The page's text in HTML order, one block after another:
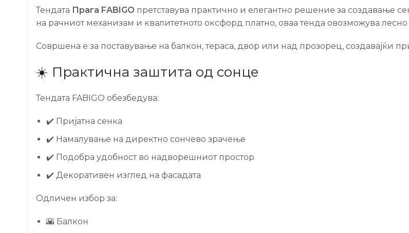
Тендата Прага FABIGO претставува практично и елегантно решение за создавање
на рачниот механизам и квалитетното оксфорд платно, оваа тенда овозможува
Совршена е за поставување на балкон, тераса, двор или над прозорец, создавајќи
☀️ Практична заштита од сонце
Тендата FABIGO обезбедува:
✔️ Пријатна сенка
✔️ Намалување на директно сончево зрачење
✔️ Подобра удобност во надворешниот простор
✔️ Декоративен изглед на фасадата
Одличен избор за:
🌇 Балкон